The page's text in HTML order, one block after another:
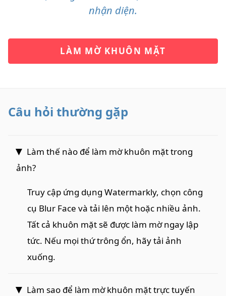
nhận diện.
LÀM MỜ KHUÔN MẶT
Câu hỏi thường gặp
Làm thế nào để làm mờ khuôn mặt trong
ảnh?
Truy cập ứng dụng Watermarkly, chọn công
cụ Blur Face và tải lên một hoặc nhiều ảnh.
Tất cả khuôn mặt sẽ được làm mờ ngay lập
tức. Nếu mọi thứ trông ổn, hãy tải ảnh
xuống.
Làm sao để làm mờ khuôn mặt trực tuyến